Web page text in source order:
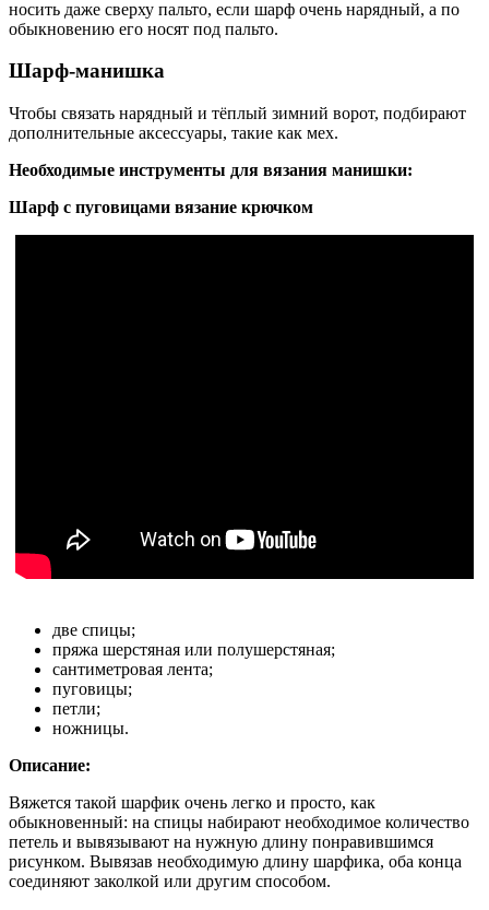
носить даже сверху пальто, если шарф очень нарядный, а по
обыкновению его носят под пальто.
Шарф-манишка
Чтобы связать нарядный и тёплый зимний ворот, подбирают
дополнительные аксессуары, такие как мех.
Необходимые инструменты для вязания манишки:
Шарф с пуговицами вязание крючком
две спицы;
пряжа шерстяная или полушерстяная;
сантиметровая лента;
пуговицы;
петли;
ножницы.
Описание:
Вяжется такой шарфик очень легко и просто, как
обыкновенный: на спицы набирают необходимое количество
петель и вывязывают на нужную длину понравившимся
рисунком. Вывязав необходимую длину шарфика, оба конца
соединяют заколкой или другим способом.